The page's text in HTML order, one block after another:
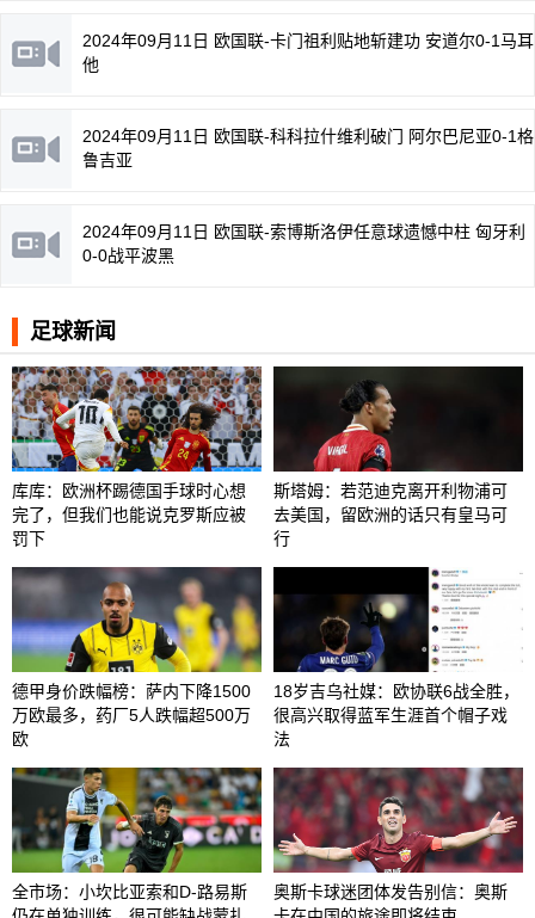
2024年09月11日 欧国联-卡门祖利贴地斩建功 安道尔0-1马耳
他
2024年09月11日 欧国联-科科拉什维利破门 阿尔巴尼亚0-1格
鲁吉亚
2024年09月11日 欧国联-索博斯洛伊任意球遗憾中柱 匈牙利
0-0战平波黑
足球新闻
库库：欧洲杯踢德国手球时心想
完了，但我们也能说克罗斯应被
罚下
斯塔姆：若范迪克离开利物浦可
去美国，留欧洲的话只有皇马可
行
德甲身价跌幅榜：萨内下降1500
万欧最多，药厂5人跌幅超500万
欧
18岁吉乌社媒：欧协联6战全胜，
很高兴取得蓝军生涯首个帽子戏
法
全市场：小坎比亚索和D-路易斯
奥斯卡球迷团体发告别信：奥斯